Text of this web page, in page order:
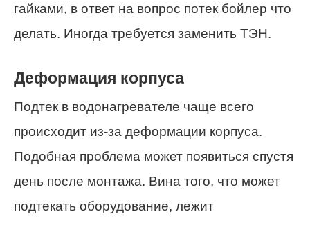
гайками, в ответ на вопрос потек бойлер что
делать. Иногда требуется заменить ТЭН.
Деформация корпуса
Подтек в водонагревателе чаще всего
происходит из-за деформации корпуса.
Подобная проблема может появиться спустя
день после монтажа. Вина того, что может
подтекать оборудование, лежит